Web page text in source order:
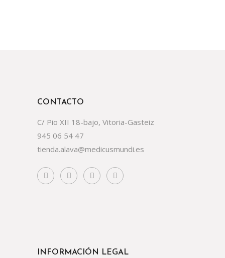
CONTACTO
C/ Pio XII 18-bajo, Vitoria-Gasteiz
945 06 54 47
tienda.alava@medicusmundi.es
INFORMACIÓN LEGAL